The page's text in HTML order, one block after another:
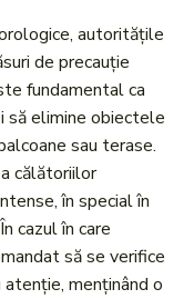
autoritățile
de precauție
fundamental ca
să elimine obiectele
sau terase.
călătoriilor
în special în
cazul în care
să se verifice
menținând o